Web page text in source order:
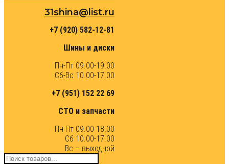
31shina@list.ru
+7 (920) 582-12-81
Шины и диски
Пн-Пт 09.00-19.00
Сб-Вс 10.00-17.00
+7 (951) 152 22 69
СТО и запчасти
Пн-Пт 09.00-18.00
Сб 10.00-17.00
Вс – выходной
Поиск